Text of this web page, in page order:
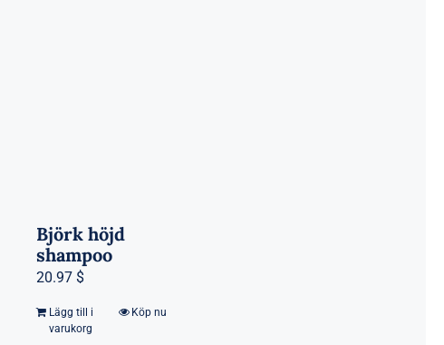
Björk höjd
shampoo
20.97 $
Lägg till i
varukorg
Köp nu